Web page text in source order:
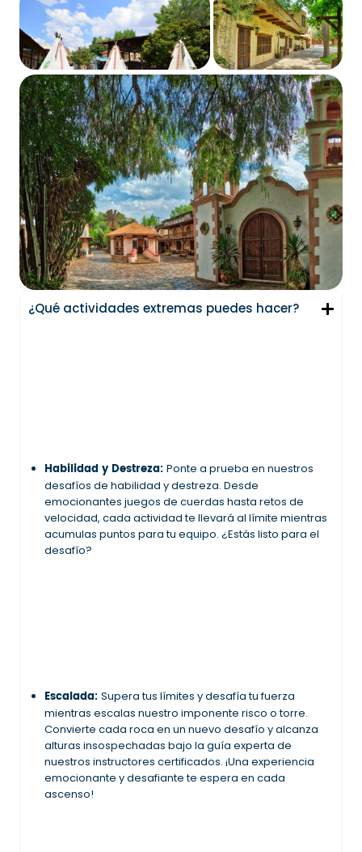
¿Qué actividades extremas puedes hacer?
Habilidad y Destreza:Ponte a prueba en nuestros
desafíos de habilidad y destreza. Desde
emocionantes juegos de cuerdas hasta retos de
velocidad, cada actividad te llevará al límite mientras
acumulas puntos para tu equipo. ¿Estás listo para el
desafío?
Escalada:Supera tus límites y desafía tu fuerza
mientras escalas nuestro imponente risco o torre.
Convierte cada roca en un nuevo desafío y alcanza
alturas insospechadas bajo la guía experta de
nuestros instructores certificados. ¡Una experiencia
emocionante y desafiante te espera en cada
ascenso!